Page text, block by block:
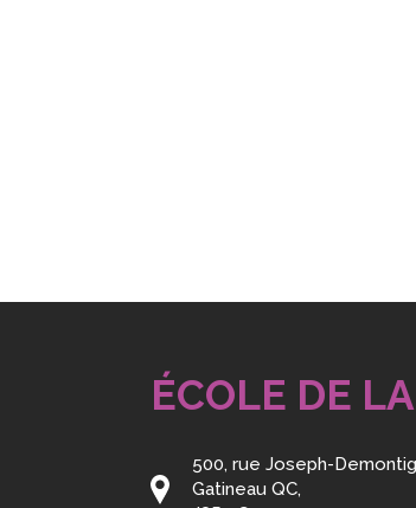
ÉCOLE DE
500, rue Joseph-
Gatineau QC,